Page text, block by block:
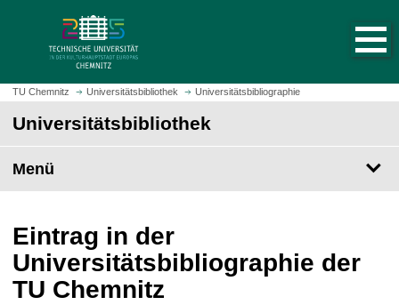
z
m
t
e
i
t
u
f
r
u
TU Chemnitz Universitätsbibliothek Universitätsbibliographie
Universitätsbibliothek
Menü
Eintrag in der
Universitätsbibliographie der
TU Chemnitz